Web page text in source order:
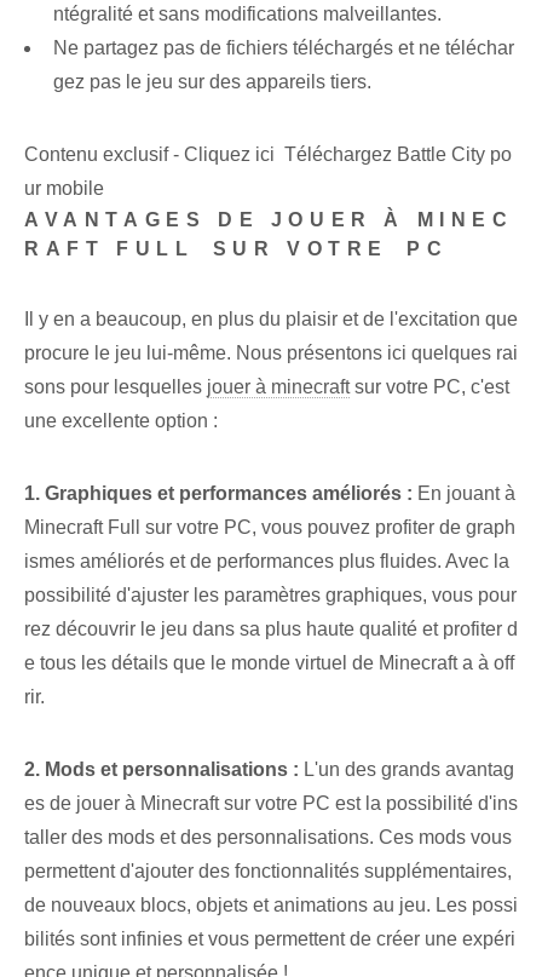
ntégralité et sans modifications malveillantes.
Ne partagez pas de fichiers téléchargés et ne téléchar
gez pas le jeu sur des appareils tiers.
Contenu exclusif - Cliquez ici Téléchargez Battle City po
ur mobile
AVANTAGES DE JOUER À MINEC
RAFT FULL⁣ SUR VOTRE ⁢PC
Il y en a beaucoup, en plus du plaisir et de l'excitation que
procure le jeu lui-même. Nous présentons ici quelques rai
sons pour lesquelles jouer à minecraftsur votre PC, c'est
une excellente option :
1. Graphiques et performances améliorés : En jouant à
Minecraft Full sur votre PC, vous pouvez profiter de graph
ismes améliorés et de performances plus fluides. Avec la
possibilité d'ajuster les paramètres graphiques, vous pour
rez découvrir le jeu dans sa plus haute qualité et profiter d
e tous les détails que le monde virtuel de Minecraft a à off
rir.
2. Mods et personnalisations : L'un des grands avantag
es de jouer à Minecraft sur votre PC est la possibilité d'ins
taller des mods et des personnalisations. Ces ‌mods vous
permettent d'ajouter des fonctionnalités supplémentaires,
de nouveaux blocs, objets et animations au ⁣jeu. Les possi
bilités sont infinies et vous permettent de créer une expéri